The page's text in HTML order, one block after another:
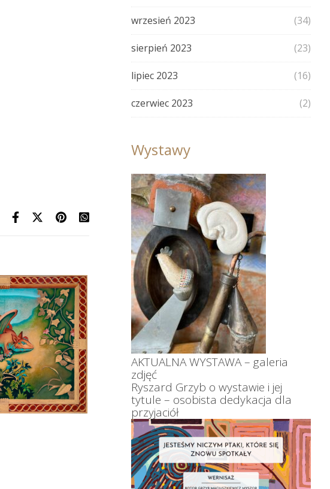
wrzesień 2023 (34)
sierpień 2023 (23)
lipiec 2023 (16)
czerwiec 2023 (2)
Wystawy
AKTUALNA WYSTAWA – galeria
zdjęć
Ryszard Grzyb o wystawie i jej
tytule – osobista dedykacja dla
przyjaciół